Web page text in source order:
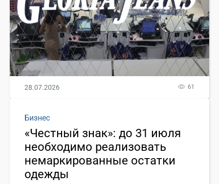
28.07.2026 61
Бизнес
«Честный знак»: до 31 июля
необходимо реализовать
немаркированные остатки
одежды